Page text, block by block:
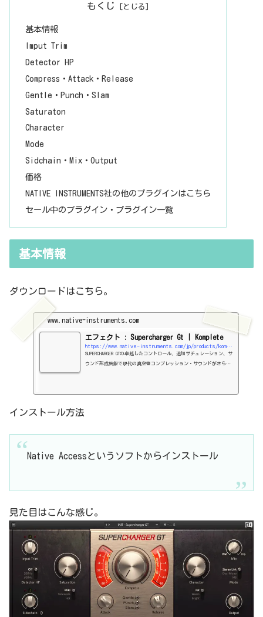
もくじ
基本情報
Imput Trim
Detector HP
Compress・Attack・Release
Gentle・Punch・Slam
Saturaton
Character
Mode
Sidchain・Mix・Output
価格
NATIVE INSTRUMENTS社の他のプラグインはこちら
セール中のプラグイン・プラグイン一覧
基本情報
ダウンロードはこちら。
www.native-instruments.com
エフェクト : Supercharger Gt | Komplete
https://www.native-instruments.com/jp/products/komplete/effects/supercharger-gt/
SUPERCHARGER GTの卓越したコントロール、追加サチュレーション、サ
ウンド形成機能で現代の真空管コンプレッション・サウンドがさらに
インストール方法
Native Accessというソフトからインストール
見た目はこんな感じ。